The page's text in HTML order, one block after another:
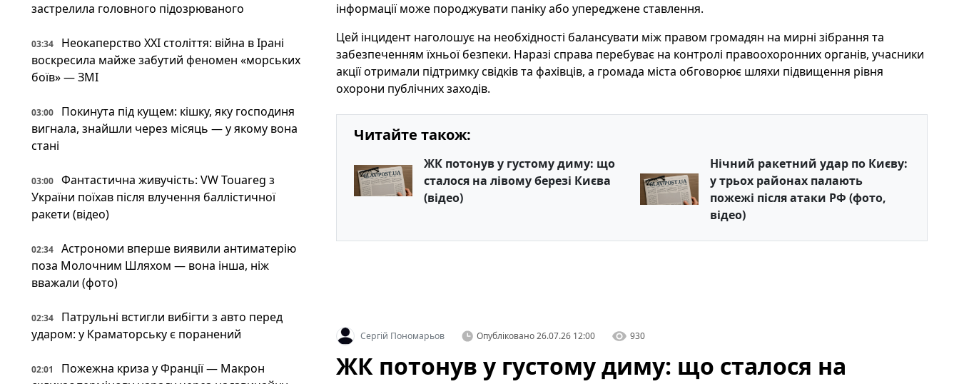
застрелила головного підозрюваного
03:34
Неокаперство XXI століття: війна в Ірані
воскресила майже забутий феномен «морських
боїв» — ЗМІ
03:00
Покинута під кущем: кішку, яку господиня
вигнала, знайшли через місяць — у якому вона
стані
03:00
Фантастична живучість: VW Touareg з
України поїхав після влучення баллістичної
ракети (відео)
02:34
Астрономи вперше виявили антиматерію
поза Молочним Шляхом — вона інша, ніж
вважали (фото)
02:34
Патрульні встигли вибігти з авто перед
ударом: у Краматорську є поранений
02:01
Пожежна криза у Франції — Макрон
інформації може породжувати паніку або упереджене ставлення.
Цей інцидент наголошує на необхідності балансувати між правом громадян на мирні зібрання та
забезпеченням їхньої безпеки. Наразі справа перебуває на контролі правоохоронних органів, учасники
акції отримали підтримку свідків та фахівців, а громада міста обговорює шляхи підвищення рівня
охорони публічних заходів.
Читайте також:
ЖК потонув у густому диму: що
сталося на лівому березі Києва
(відео)
Нічний ракетний удар по Києву:
у трьох районах палають
пожежі після атаки РФ (фото,
відео)
Сергій Пономарьов Опубліковано26.07.26 12:00 930
ЖК потонув у густому диму: що сталося на